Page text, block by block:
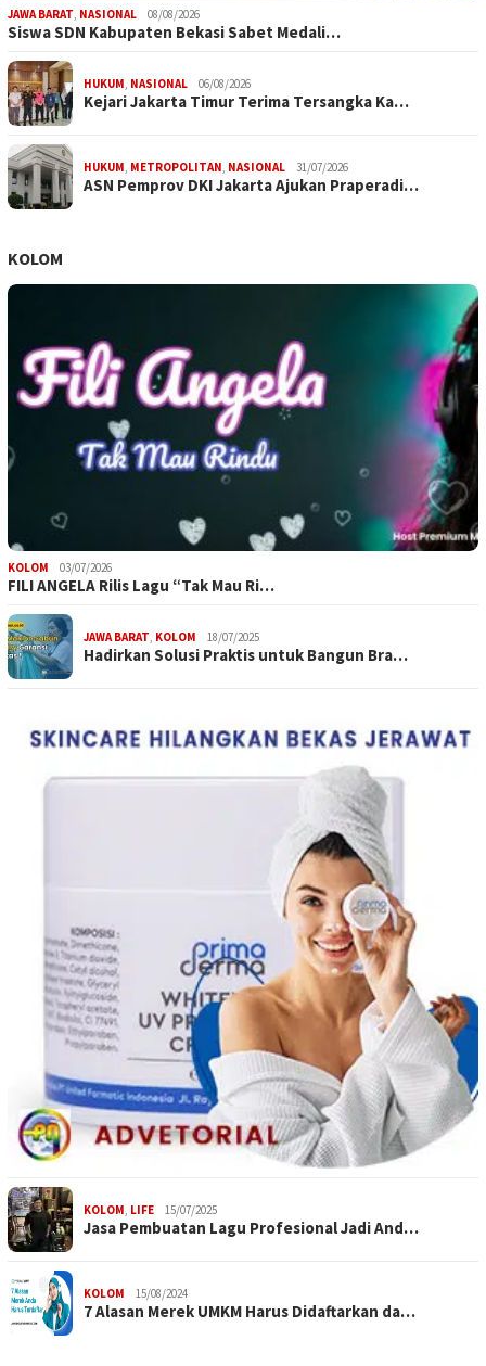
JAWA BARAT, NASIONAL 08/08/2026
Siswa SDN Kabupaten Bekasi Sabet Medali…
HUKUM, NASIONAL 06/08/2026
Kejari Jakarta Timur Terima Tersangka Ka…
HUKUM, METROPOLITAN, NASIONAL 31/07/2026
ASN Pemprov DKI Jakarta Ajukan Praperadi…
KOLOM
KOLOM 03/07/2026
FILI ANGELA Rilis Lagu “Tak Mau Ri…
JAWA BARAT, KOLOM 18/07/2025
Hadirkan Solusi Praktis untuk Bangun Bra…
KOLOM, LIFE 15/07/2025
Jasa Pembuatan Lagu Profesional Jadi And…
KOLOM 15/08/2024
7 Alasan Merek UMKM Harus Didaftarkan da…